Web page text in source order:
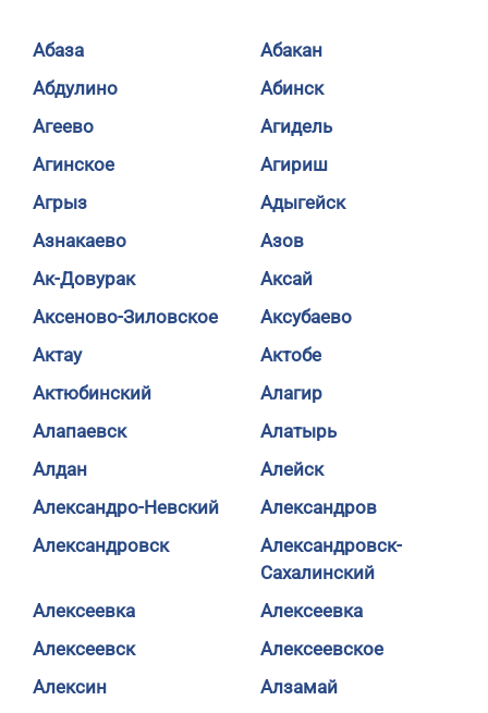
Абаза
Абакан
Абдулино
Абинск
Агеево
Агидель
Агинское
Агириш
Агрыз
Адыгейск
Азнакаево
Азов
Ак-Довурак
Аксай
Аксеново-Зиловское
Аксубаево
Актау
Актобе
Актюбинский
Алагир
Алапаевск
Алатырь
Алдан
Алейск
Александро-Невский
Александров
Александровск
Александровск-
Сахалинский
Алексеевка
Алексеевка
Алексеевск
Алексеевское
Алексин
Алзамай